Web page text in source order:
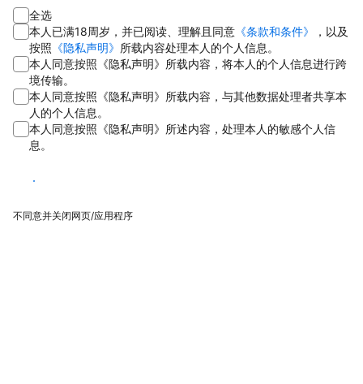
全选
本人已满18周岁，并已阅读、理解且同意 《条款和条件》
，以及
按照 《隐私声明》 所载内容处理本人的个人信息。
本人同意按照《隐私声明》所载内容，将本人的个人信息进行跨
境传输。
本人同意按照《隐私声明》所载内容，与其他数据处理者共享本
人的个人信息。
本人同意按照《隐私声明》所述内容，处理本人的敏感个人信
息。
同意
不同意并关闭网页/应用程序